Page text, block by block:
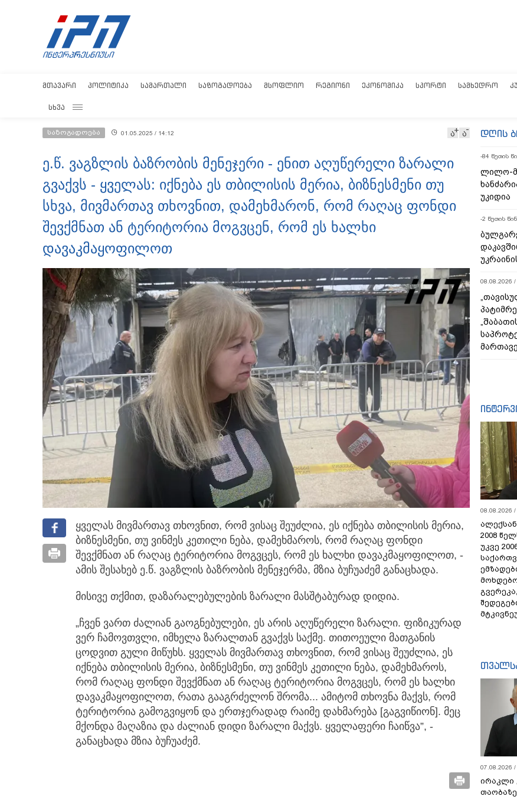
ᲛᲗᲐᲕᲐᲠᲘ ᲞᲝᲚᲘᲢᲘᲙᲐ ᲡᲐᲛᲐᲠᲗᲐᲚᲘ ᲡᲐᲖᲝᲒᲐᲓᲝᲔᲑᲐ ᲛᲡᲝᲤᲚᲘᲝ ᲠᲔᲒᲘᲝᲜᲘ ᲔᲙᲝᲜᲝᲛᲘᲙᲐ ᲡᲞᲝᲠᲢᲘ ᲡᲐᲛᲮᲔᲓᲠᲝ
ᲡᲮᲕᲐ
საზოგადოება 01.05.2025 / 14:12 ა ა
ე.წ. ვაგზლის ბაზრობის მენეჯერი - ენით აღუწერელი ზარალი
გვაქვს - ყველას: იქნება ეს თბილისის მერია, ბიზნესმენი თუ
სხვა, მივმართავ თხოვნით, დამეხმარონ, რომ რაღაც ფონდი
შევქმნათ ან ტერიტორია მოგვცენ, რომ ეს ხალხი
დავაკმაყოფილოთ
ყველას მივმართავ თხოვნით, რომ ვისაც შეუძლია, ეს იქნება თბილისის მერია,
ბიზნესმენი, თუ ვინმეს კეთილი ნება, დამეხმაროს, რომ რაღაც ფონდი
შევქმნათ ან რაღაც ტერიტორია მოგვცეს, რომ ეს ხალხი დავაკმაყოფილოთ, -
ამის შესახებ ე.წ. ვაგზლის ბაზრობის მენეჯერმა, მზია ბუჩუაძემ განაცხადა.
მისივე თქმით, დაზარალებულების ზარალი მასშტაბურად დიდია.
„ჩვენ ვართ ძალიან გაოგნებულები, ეს არის აღუწერელი ზარალი. ფიზიკურად
ვერ ჩამოვთვლი, იმხელა ზარალთან გვაქვს საქმე. თითოეული მათგანის
ცოდვით გული მიწუხს. ყველას მივმართავ თხოვნით, რომ ვისაც შეუძლია, ეს
იქნება თბილისის მერია, ბიზნესმენი, თუ ვინმეს კეთილი ნება, დამეხმაროს,
რომ რაღაც ფონდი შევქმნათ ან რაღაც ტერიტორია მოგვცეს, რომ ეს ხალხი
დავაკმაყოფილოთ, რათა გააგრძელონ შრომა... ამიტომ თხოვნა მაქვს, რომ
ტერიტორია გამოგვიყონ და ერთჯერადად რაიმე დახმარება [გაგვიწიონ]. მეც
მქონდა მაღაზია და ძალიან დიდი ზარალი მაქვს. ყველაფერი ჩაიწვა”, -
განაცხადა მზია ბუჩუაძემ.
დღის
-84 წუთის
ლილო-
უკიდია
-2 წუთის წინ
08.08.2026 /
08.08.2026 /
2008
უკვე
07.08.2026 /
ირაკლი
თაობაზე